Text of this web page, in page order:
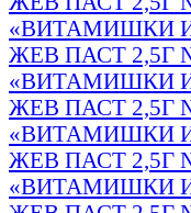
«ВИТАМИШКИ
ЖЕВ ПАСТ 2,5Г
«ВИТАМИШКИ
ЖЕВ ПАСТ 2,5Г
«ВИТАМИШКИ
ЖЕВ ПАСТ 2,5Г
«ВИТАМИШКИ